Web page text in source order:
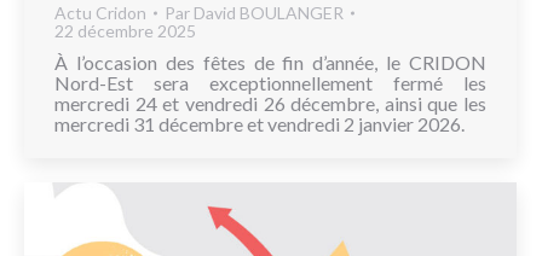
Actu Cridon Par David BOULANGER
22 décembre 2025
À l’occasion des fêtes de fin d’année, le CRIDON
Nord-Est sera exceptionnellement fermé les
mercredi 24 et vendredi 26 décembre, ainsi que les
mercredi 31 décembre et vendredi 2 janvier 2026.